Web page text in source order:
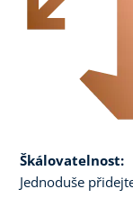
Škálovatelnost:
Jednoduše